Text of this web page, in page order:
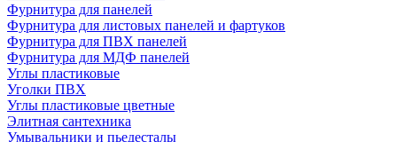
Фурнитура для панелей
Фурнитура для листовых панелей и фартуков
Фурнитура для ПВХ панелей
Фурнитура для МДФ панелей
Углы пластиковые
Уголки ПВХ
Углы пластиковые цветные
Элитная сантехника
Умывальники и пьедесталы